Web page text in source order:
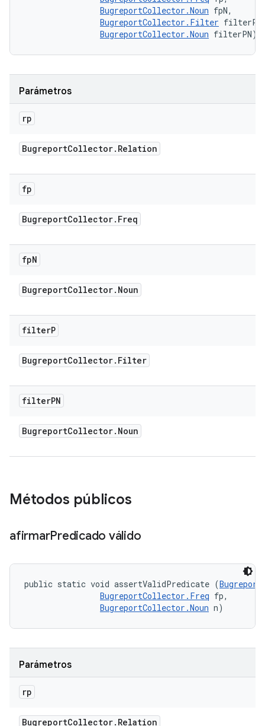
BugreportCollector.Noun fpN,
BugreportCollector.Filter
BugreportCollector.Noun filterPN)
Parámetros
rp
BugreportCollector. Relation
fp
BugreportCollector. Freq
fpN
BugreportCollector. Noun
filterP
BugreportCollector. Filter
filterPN
BugreportCollector. Noun
Métodos públicos
afirmarPredicado válido
public static void assertValidPredicate (
BugreportCollector.Freq fp,
BugreportCollector.Noun n)
Parámetros
rp
BugreportCollector. Relation